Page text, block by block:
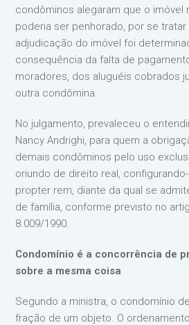
condôminos alegaram que o imóvel
poderia ser penhorado, por se
adjudicação do imóvel foi
consequência da falta de
moradores, dos aluguéis cobrados
outra condômina.
No julgamento, prevaleceu o
Nancy Andrighi, para quem a
demais condôminos pelo uso
oriundo de direito real,
propter rem, diante da qual se
de família, conforme previsto no
8.009/1990.
Condomínio é a concorrência de
sobre a mesma coisa
Segundo a ministra, o condomínio
fração de um objeto. O